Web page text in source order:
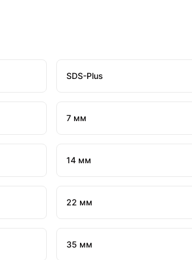
SDS-Plus
7 мм
14 мм
22 мм
35 мм